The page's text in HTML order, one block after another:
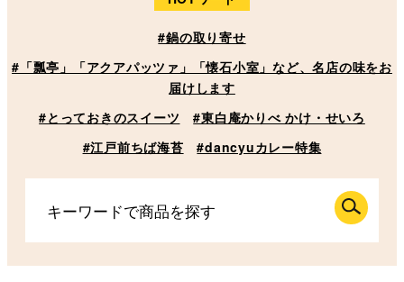
#鍋の取り寄せ
#「瓢亭」「アクアパッツァ」「懐石小室」など、名店の味をお
届けします
#とっておきのスイーツ
#東白庵かりべ かけ・せいろ
#江戸前ちば海苔
#dancyuカレー特集